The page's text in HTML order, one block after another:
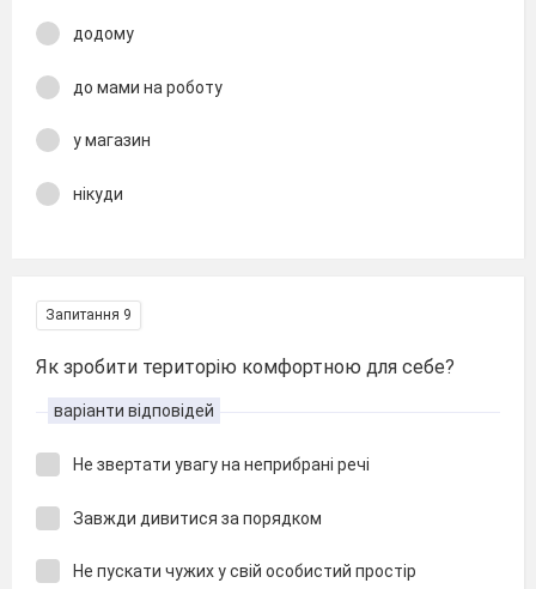
додому
до мами на роботу
у магазин
нікуди
Запитання 9
Як зробити територію комфортною для себе?
варіанти відповідей
Не звертати увагу на неприбрані речі
Завжди дивитися за порядком
Не пускати чужих у свій особистий простір